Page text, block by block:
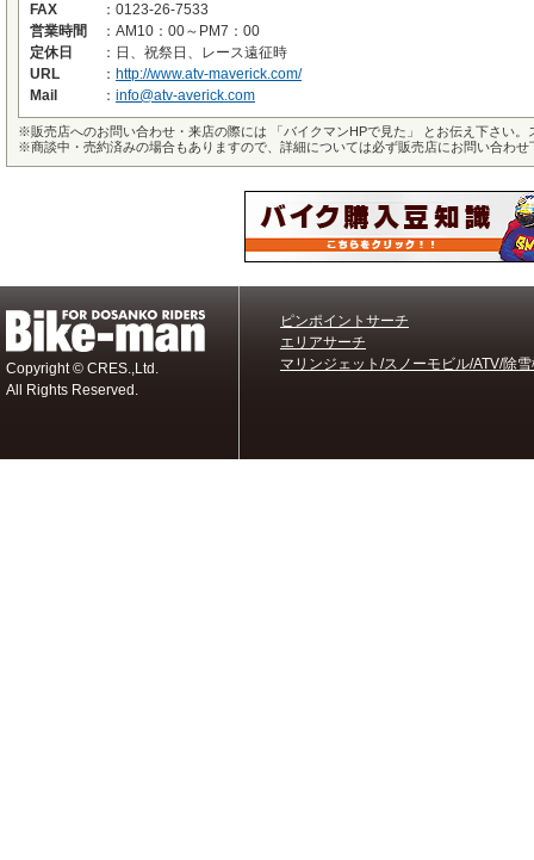
FAX
： 0123-26-7533
営業時間
： AM10：00～PM7：00
定休日
： 日、祝祭日、レース遠征時
URL
： http://www.atv-maverick.com/
Mail
： info@atv-averick.com
※販売店へのお問い合わせ・来店の際には 「バイクマンHPで見た」 とお伝え下さい
※商談中・売約済みの場合もありますので、詳細については必ず販売店にお問い合わせ
Copyright © CRES.,Ltd.
All Rights Reserved.
ピンポイントサーチ
エリアサーチ
マリンジェット/スノーモビル/ATV/除